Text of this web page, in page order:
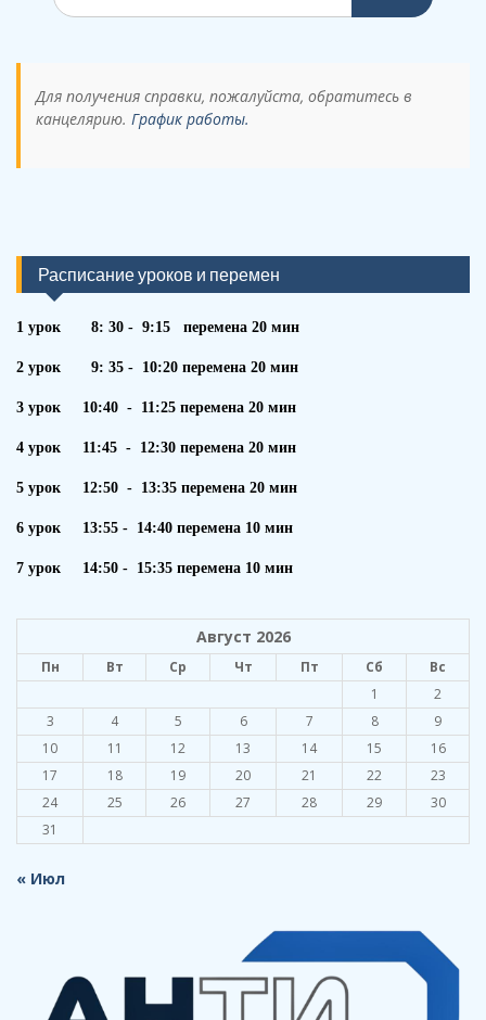
Для получения справки, пожалуйста, обратитесь в
канцелярию. График работы.
Расписание уроков и перемен
1 урок 8: 30 - 9:15 перемена 20 мин
2 урок 9: 35 - 10:20 перемена 20 мин
3 урок 10:40 - 11:25 перемена 20 мин
4 урок 11:45 - 12:30 перемена 20 мин
5 урок 12:50 - 13:35 перемена 20 мин
6 урок 13:55 - 14:40 перемена 10 мин
7 урок 14:50 - 15:35 перемена 10 мин
Август 2026
Пн Вт Ср Чт Пт Сб
Вс
1
2
3
4 5 6 7 8
9
10
11 12 13 14 15
16
17
18 19 20 21 22
23
24
25 26 27 28 29
30
31
« Июл